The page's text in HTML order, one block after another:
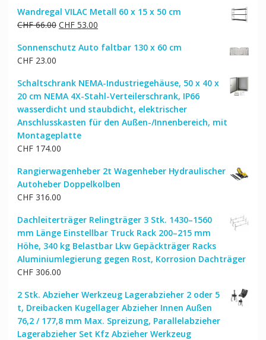
Wandregal VILAC Metall 60 x 15 x 50 cm
CHF66.00 Ursprünglicher
war:
CHF53.00Aktueller
ist:
Sonnenschutz Auto faltbar 130 x 60 cm
CHF23.00
Schaltschrank NEMA-Industriegehäuse, 50 x 40 x
20 cm NEMA 4X-Stahl-Verteilerschrank, IP66
wasserdicht und staubdicht, elektrischer
Anschlusskasten für den Außen-/Innenbereich, mit
Montageplatte
CHF174.00
Rangierwagenheber 2t Wagenheber Hydraulischer
Autoheber Doppelkolben
CHF316.00
Dachleiterträger Relingträger 3 Stk. 1430–1560
mm Länge Einstellbar Truck Rack 200–215 mm
Höhe, 340 kg Belastbar Lkw Gepäckträger Racks
Aluminiumlegierung gegen Rost, Korrosion Dachträger
CHF306.00
2 Stk. Abzieher Werkzeug Lagerabzieher 2 oder 5
t, Dreibacken Kugellager Abzieher Innen Außen
76,2 / 177,8 mm Max. Spreizung, Parallelabzieher
Lagerabzieher Set Kfz Abzieher Werkzeug